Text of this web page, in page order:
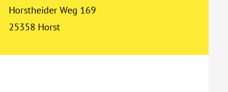
Horstheider Weg 169
25358 Horst